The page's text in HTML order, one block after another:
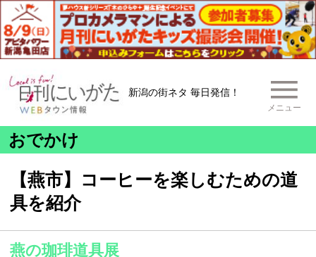
新潟の街ネタ 毎日発信！
メニュー
おでかけ
【燕市】コーヒーを楽しむための道
具を紹介
燕の珈琲道具展